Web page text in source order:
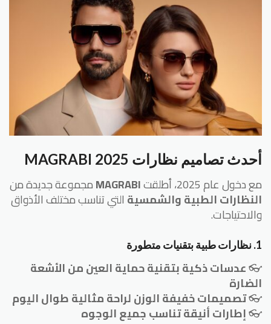
أحدث تصاميم نظارات MAGRABI 2025
مع دخول عام 2025، أطلقت MAGRABIمجموعة جديدة من
النظارات الطبية والشمسية التي تناسب مختلف الأذواق
والاحتياجات.
1. نظارات طبية بتقنيات متطورة
👓عدسات ذكية بتقنية حماية العين من الأشعة
الضارة
👓تصميمات خفيفة الوزن لراحة مثالية طوال اليوم
👓إطارات أنيقة تناسب جميع الوجوه